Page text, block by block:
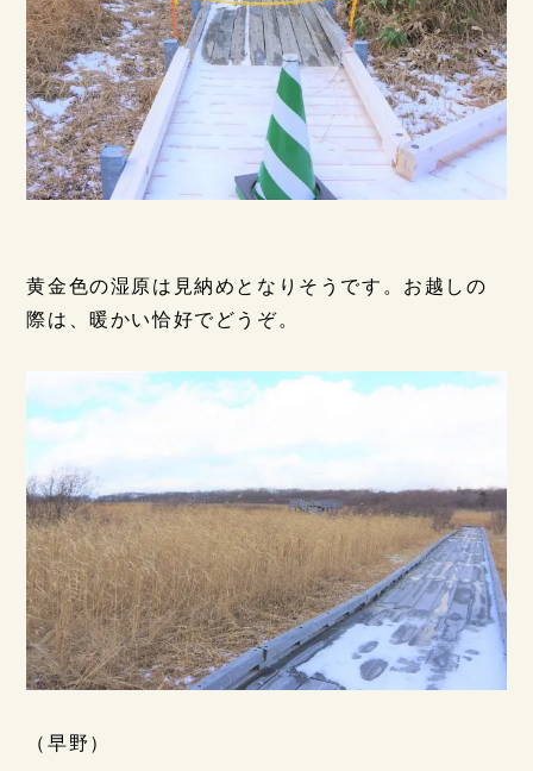
黄金色の湿原は見納めとなりそうです。お越しの
際は、暖かい恰好でどうぞ。
（早野）